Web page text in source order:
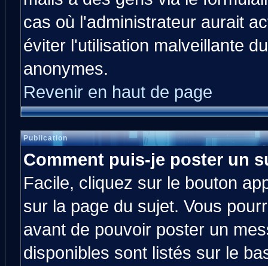
cas où l'administrateur aurait
éviter l'utilisation malveillante
anonymes.
Revenir en haut de page
Publication
Comment puis-je poster un
Facile, cliquez sur le bouton
sur la page du sujet. Vous
avant de pouvoir poster un
disponibles sont listés sur le